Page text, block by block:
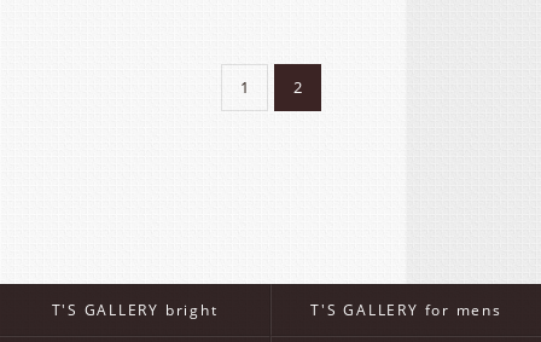
1 2
T'S GALLERY bright T'S GALLERY for mens